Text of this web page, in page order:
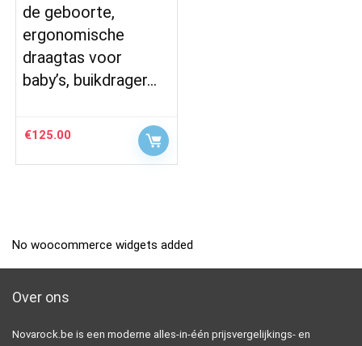
de geboorte,
ergonomische
draagtas voor
baby’s, buikdrager…
€125.00
No woocommerce widgets added
Over ons
Novarock.be is een moderne alles-in-één prijsvergelijkings- en